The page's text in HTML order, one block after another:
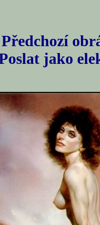
Předchozí
jako